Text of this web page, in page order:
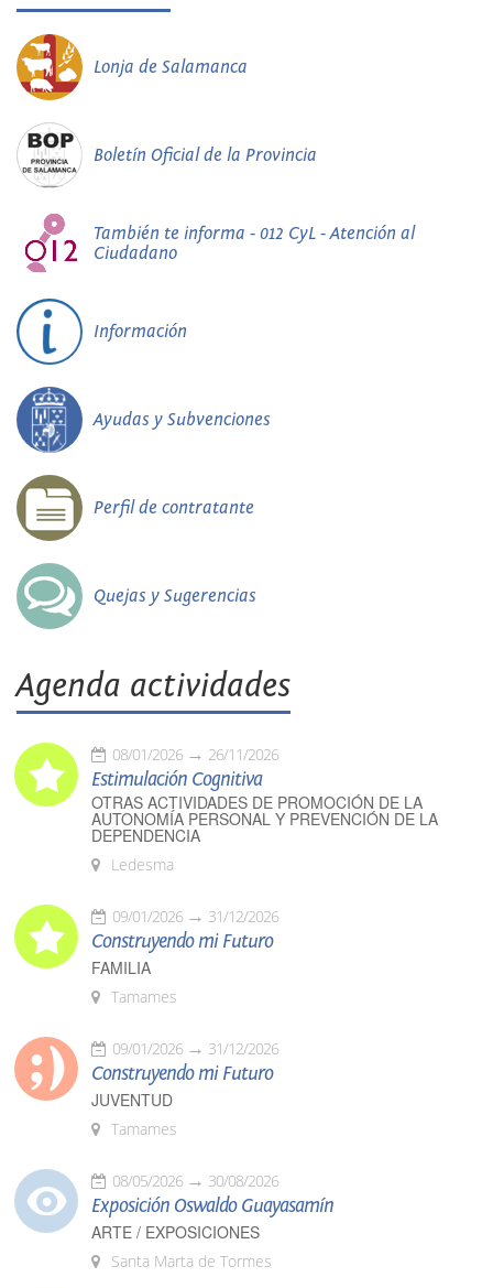
Lonja de Salamanca
Boletín Oficial de la Provincia
También te informa - 012 CyL - Atención al
Ciudadano
Información
Ayudas y Subvenciones
Perfil de contratante
Quejas y Sugerencias
Agenda actividades
08/01/2026 26/11/2026
Estimulación Cognitiva
OTRAS ACTIVIDADES DE PROMOCIÓN DE LA
AUTONOMÍA PERSONAL Y PREVENCIÓN DE LA
DEPENDENCIA
Ledesma
09/01/2026 31/12/2026
Construyendo mi Futuro
FAMILIA
Tamames
09/01/2026 31/12/2026
Construyendo mi Futuro
JUVENTUD
Tamames
08/05/2026 30/08/2026
Exposición Oswaldo Guayasamín
ARTE / EXPOSICIONES
Santa Marta de Tormes